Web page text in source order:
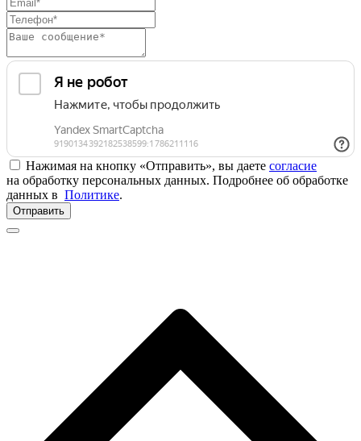
Нажимая на кнопку «Отправить», вы даете согласие
на обработку персональных данных. Подробнее об обработке
данных в Политике.
Отправить